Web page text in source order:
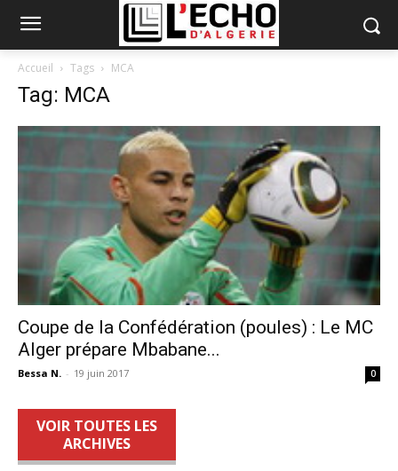
Accueil Tags MCA
Tag: MCA
Coupe de la Confédération (poules) : Le MC
Alger prépare Mbabane...
Bessa N. - 19 juin 2017 0
VOIR TOUTES LES
ARCHIVES